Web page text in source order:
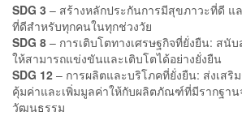
SDG 3 – สร้างหลักประกันการมีสุขภาวะที่ดี แ
ที่ดีสำหรับทุกคนในทุกช่วงวัย
SDG 8 – การเติบโตทางเศรษฐกิจที่ยั่งยืน: สนั
ให้สามารถแข่งขันและเติบโตได้อย่างยั่งยืน
SDG 12 – การผลิตและบริโภคที่ยั่งยืน: ส่งเสริ
คุ้มค่าและเพิ่มมูลค่าให้กับผลิตภัณฑ์ที่มีรากฐาน
วัฒนธรรม